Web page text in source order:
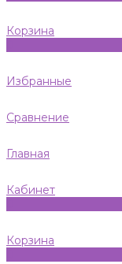
Корзина
Избранные
Сравнение
Главная
Кабинет
Корзина